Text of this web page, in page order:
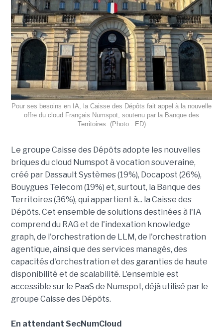
Pour ses besoins en IA, la Caisse des Dépôts fait appel à la nouvelle
offre du cloud Français Numspot, soutenu par la Banque des
Territoires. (Photo : ED)
Le groupe Caisse des Dépôts adopte les nouvelles
briques du cloud Numspot à vocation souveraine,
créé par Dassault Systèmes (19%), Docapost (26%),
Bouygues Telecom (19%) et, surtout, la Banque des
Territoires (36%), qui appartient à... la Caisse des
Dépôts. Cet ensemble de solutions destinées à l'IA
comprend du RAG et de l'indexation knowledge
graph, de l'orchestration de LLM, de l'orchestration
agentique, ainsi que des services managés, des
capacités d'orchestration et des garanties de haute
disponibilité et de scalabilité. L'ensemble est
accessible sur le PaaS de Numspot, déjà utilisé par le
groupe Caisse des Dépôts.
En attendant SecNumCloud